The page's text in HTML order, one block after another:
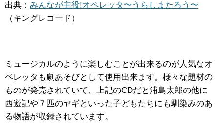
出典： みんなが主役!オペレッタ〜うらしまたろう〜
（キングレコード）
ミュージカルのように楽しむことが出来るのが人気なオ
ペレッタも劇あそびとして使用出来ます。様々な題材の
ものが発売されていて、上記のCDだと浦島太郎の他に
西遊記や７匹のヤギといった子どもたちにも馴染みのあ
る物語が収録されています。